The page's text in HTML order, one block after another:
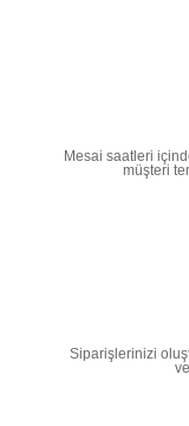
Mesai saatleri
müşteri
Siparişlerinizi